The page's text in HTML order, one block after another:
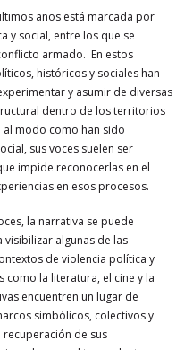
años está marcada por
y social, entre los que se
armado. En estos
históricos y sociales han
y asumir de diversas
dentro de los territorios
al modo como han sido
sus voces suelen ser
impide reconocerlas en el
en esos procesos.
la narrativa se puede
algunas de las
de violencia política y
como la literatura, el cine y la
encuentren un lugar de
simbólicos, colectivos y
de sus